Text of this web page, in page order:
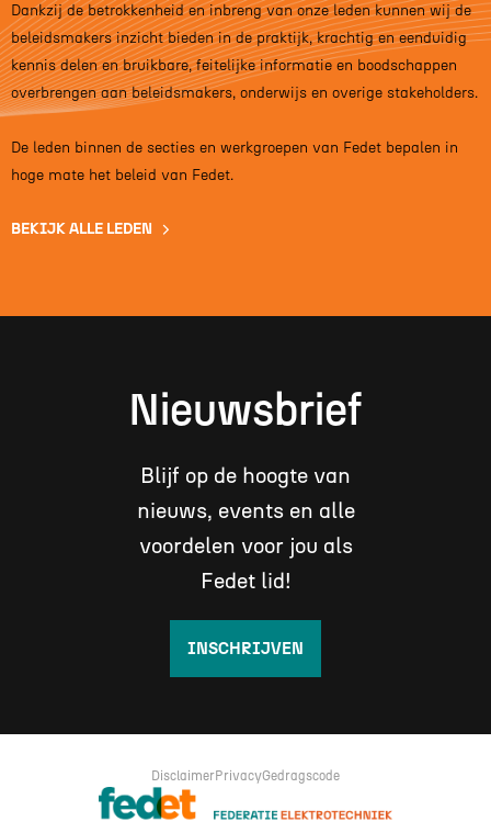
Dankzij de betrokkenheid en inbreng van onze leden kunnen wij de
beleidsmakers inzicht bieden in de praktijk, krachtig en eenduidig
kennis delen en bruikbare, feitelijke informatie en boodschappen
overbrengen aan beleidsmakers, onderwijs en overige stakeholders.
De leden binnen de secties en werkgroepen van Fedet bepalen in
hoge mate het beleid van Fedet.
BEKIJK ALLE LEDEN
Nieuwsbrief
Blijf op de hoogte van
nieuws, events en alle
voordelen voor jou als
Fedet lid!
INSCHRIJVEN
DisclaimerPrivacyGedragscode